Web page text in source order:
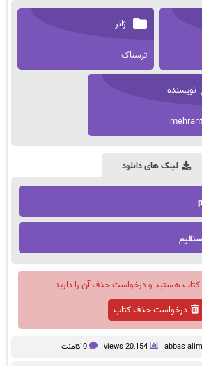
ژانر
ترسناک
نویسنده
لینک های دانلود
کتاب هستید و درخواست حذف آن را دارید
درخواست حذف کتاب
abbas
20,154 views 0 کامنت